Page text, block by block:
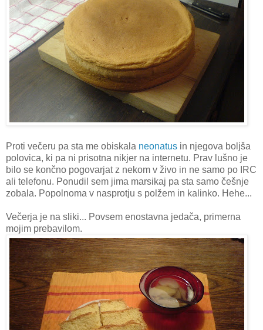
Proti večeru pa sta me obiskala neonatus in njegova boljša
polovica, ki pa ni prisotna nikjer na internetu. Prav lušno je
bilo se končno pogovarjat z nekom v živo in ne samo po IRC
ali telefonu. Ponudil sem jima marsikaj pa sta samo češnje
zobala. Popolnoma v nasprotju s polžem in kalinko. Hehe...
Večerja je na sliki... Povsem enostavna jedača, primerna
mojim prebavilom.